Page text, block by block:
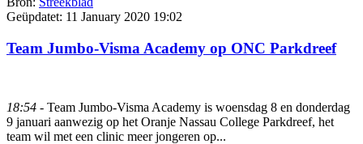
Geüpdatet: 11 January 2020 19:02
Team Jumbo-Visma Academy op ONC Parkdreef
18:54 - Team Jumbo-Visma Academy is woensdag 8 en donderdag
9 januari aanwezig op het Oranje Nassau College Parkdreef, het
team wil met een clinic meer jongeren op...